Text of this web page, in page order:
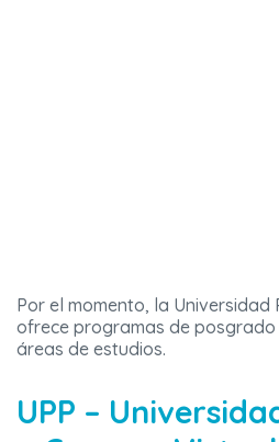
Por el momento, la
ofrece programas de posgrado
áreas de estudios.
UPP –